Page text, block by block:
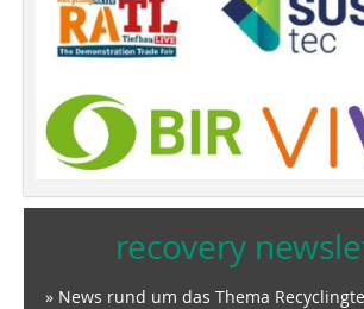
recovery
» News rund um das Thema